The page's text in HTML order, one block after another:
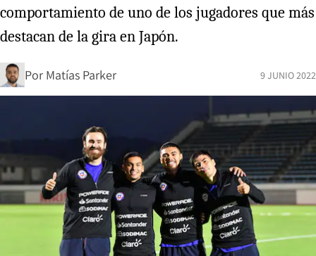
comportamiento de uno de los jugadores que más
destacan de la gira en Japón.
Por Matías Parker 9 JUNIO 2022